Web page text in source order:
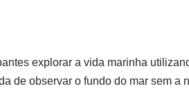
explorar a vida marinha
de observar o fundo do mar sem a